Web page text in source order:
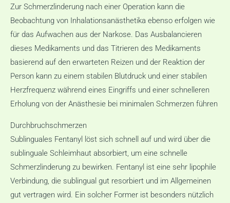
Zur Schmerzlinderung nach einer Operation kann die
Beobachtung von Inhalationsanästhetika ebenso erfolgen wie
für das Aufwachen aus der Narkose. Das Ausbalancieren
dieses Medikaments und das Titrieren des Medikaments
basierend auf den erwarteten Reizen und der Reaktion der
Person kann zu einem stabilen Blutdruck und einer stabilen
Herzfrequenz während eines Eingriffs und einer schnelleren
Erholung von der Anästhesie bei minimalen Schmerzen führen
Durchbruchschmerzen
Sublinguales Fentanyl löst sich schnell auf und wird über die
sublinguale Schleimhaut absorbiert, um eine schnelle
Schmerzlinderung zu bewirken. Fentanyl ist eine sehr lipophile
Verbindung, die sublingual gut resorbiert und im Allgemeinen
gut vertragen wird. Ein solcher Former ist besonders nützlich